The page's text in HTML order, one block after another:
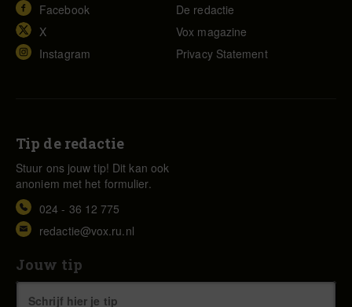
Facebook
X
Instagram
De redactie
Vox magazine
Privacy Statement
Tip de redactie
Stuur ons jouw tip! Dit kan ook
anoniem met het formulier.
024 - 36 12 775
redactie@vox.ru.nl
Jouw tip